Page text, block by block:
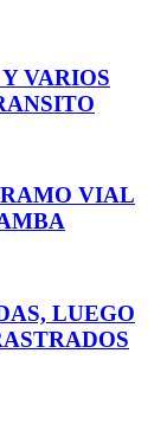
VARIOS
VIAL
LUEGO